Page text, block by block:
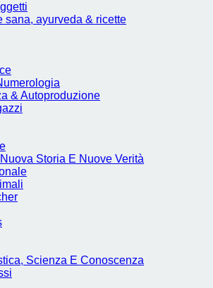
sana, ayurveda & ricette
& Autoproduzione
Storia E Nuove Verità
Scienza E Conoscenza